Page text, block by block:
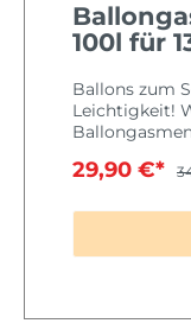
100l für
Ballons zum
Leichtigkeit!
Ihr
Artikel.
für:Latex-
ca. 9 Stück
29,90 €*